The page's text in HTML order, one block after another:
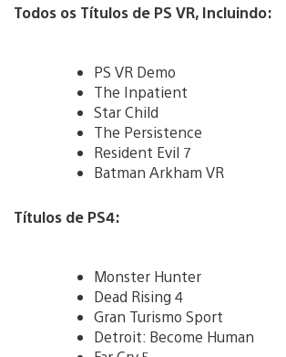
Todos os Títulos de PS VR, Incluindo:
PS VR Demo
The Inpatient
Star Child
The Persistence
Resident Evil 7
Batman Arkham VR
Títulos de PS4:
Monster Hunter
Dead Rising 4
Gran Turismo Sport
Detroit: Become Human